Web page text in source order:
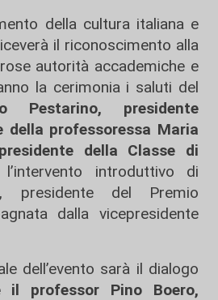
della cultura italiana e
il riconoscimento alla
autorità accademiche e
la cerimonia i saluti del
Pestarino, presidente
della professoressa Maria
della Classe di
introduttivo di
presidente del Premio
dalla vicepresidente
dell’evento sarà il dialogo
il professor Pino Boero,